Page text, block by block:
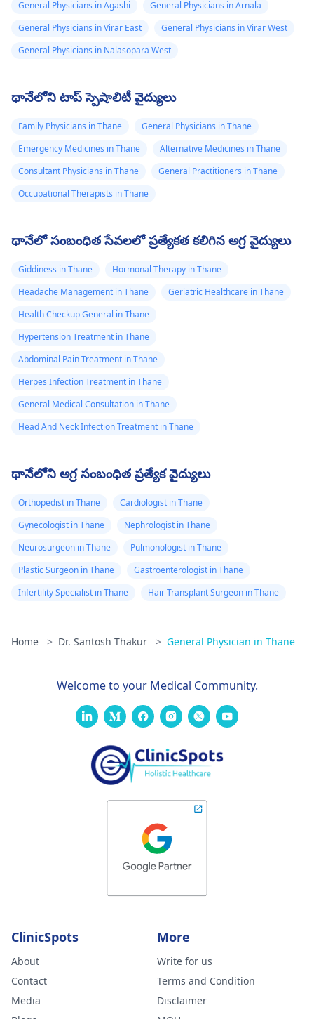
General Physicians in Agashi
General Physicians in Arnala
General Physicians in Virar East
General Physicians in Virar West
General Physicians in Nalasopara West
థానేలోని టాప్ స్పెషాలిటీ వైద్యులు
Family Physicians in Thane
General Physicians in Thane
Emergency Medicines in Thane
Alternative Medicines in Thane
Consultant Physicians in Thane
General Practitioners in Thane
Occupational Therapists in Thane
థానేలో సంబంధిత సేవలలో ప్రత్యేకత కలిగిన అగ్ర వైద్యులు
Giddiness in Thane
Hormonal Therapy in Thane
Headache Management in Thane
Geriatric Healthcare in Thane
Health Checkup General in Thane
Hypertension Treatment in Thane
Abdominal Pain Treatment in Thane
Herpes Infection Treatment in Thane
General Medical Consultation in Thane
Head And Neck Infection Treatment in Thane
థానేలోని అగ్ర సంబంధిత ప్రత్యేక వైద్యులు
Orthopedist in Thane
Cardiologist in Thane
Gynecologist in Thane
Nephrologist in Thane
Neurosurgeon in Thane
Pulmonologist in Thane
Plastic Surgeon in Thane
Gastroenterologist in Thane
Infertility Specialist in Thane
Hair Transplant Surgeon in Thane
Home > Dr. Santosh Thakur > General Physician in Thane
Welcome to your Medical Community.
ClinicSpots
About
Contact
Media
More
Write for us
Terms and Condition
Disclaimer